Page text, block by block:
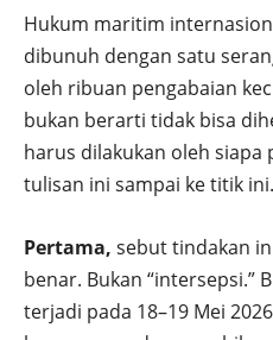
Hukum maritim
dibunuh dengan satu
oleh ribuan pengabaian
bukan berarti tidak bisa
harus dilakukan oleh siapa
tulisan ini sampai ke titik ini.
Pertama, sebut tindakan
benar. Bukan “intersepsi.”
terjadi pada 18–19 Mei